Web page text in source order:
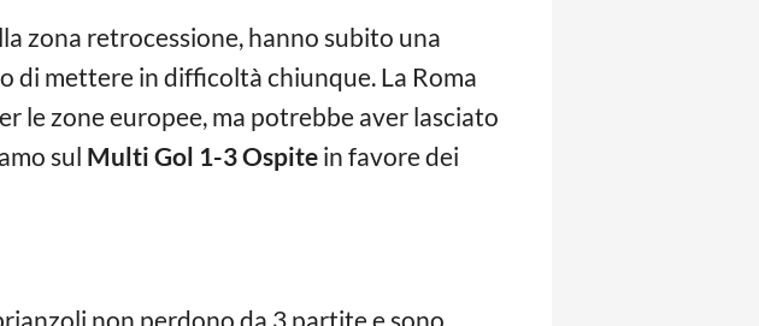
zona retrocessione, hanno subito una
di mettere in difficoltà chiunque. La Roma
le zone europee, ma potrebbe aver lasciato
sul Multi Gol 1-3 Ospite in favore dei
non perdono da 3 partite e sono